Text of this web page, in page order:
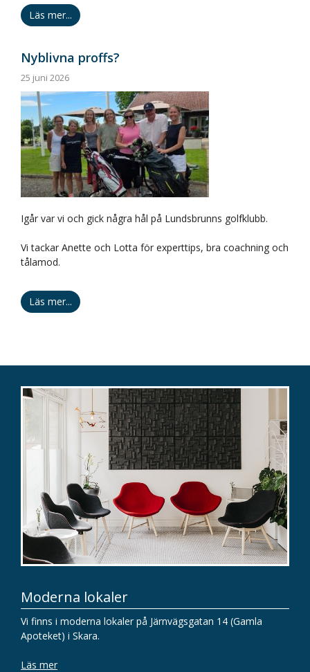
Läs mer...
Nyblivna proffs?
25 juni 2026
Igår var vi och gick några hål på Lundsbrunns golfklubb.
Vi tackar Anette och Lotta för experttips, bra coachning och
tålamod.
Läs mer...
Moderna lokaler
Vi finns i moderna lokaler på Järnvägsgatan 14 (Gamla
Apoteket) i Skara.
Läs mer